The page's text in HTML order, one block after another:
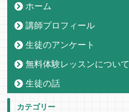
ホーム
講師プロフィール
生徒のアンケート
無料体験レッスンについて
生徒の話
カテゴリー